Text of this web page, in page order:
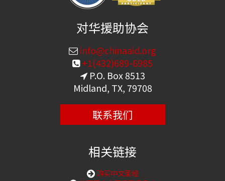
对华援助协会
info@chinaaid.org
+1(432)689-6985
P.O. Box 8513
Midland, TX, 79708
联系我们
相关链接
购买中文圣经